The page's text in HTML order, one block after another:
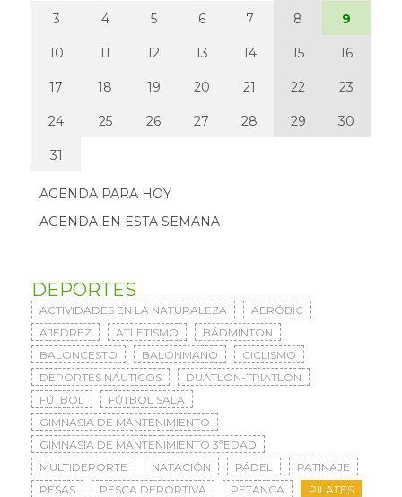
3 4 5 6 7 8 9
10 11 12 13 14 15 16
17 18 19 20 21 22 23
24 25 26 27 28 29 30
31
AGENDA PARA HOY
AGENDA EN ESTA SEMANA
DEPORTES
ACTIVIDADES EN LA NATURALEZA
AERÓBIC
AJEDREZ
ATLETISMO
BÁDMINTON
BALONCESTO
BALONMANO
CICLISMO
DEPORTES NÁUTICOS
DUATLON-TRIATLON
FÚTBOL
FÚTBOL SALA
GIMNASIA DE MANTENIMIENTO
GIMNASIA DE MANTENIMIENTO 3ªEDAD
MULTIDEPORTE
NATACIÓN PÁDEL
PATINAJE
PESAS
PESCA DEPORTIVA PETANCA
PILATES